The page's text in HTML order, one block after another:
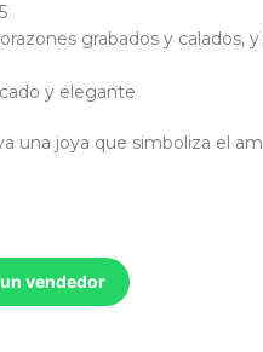
grabados y calados,
y elegante
una joya que simboliza el
vendedor